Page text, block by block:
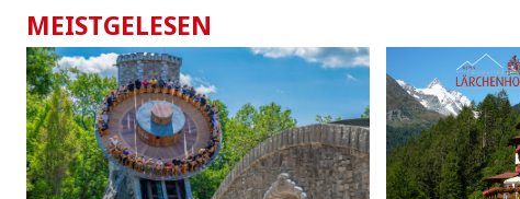
MEISTGELESEN